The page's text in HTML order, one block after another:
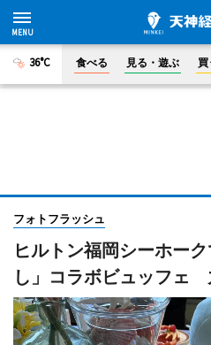
36°C 食べる 見る・遊ぶ 買
フォトフラッシュ
ヒルトン福岡シーホー
し」コラボビュッフェ